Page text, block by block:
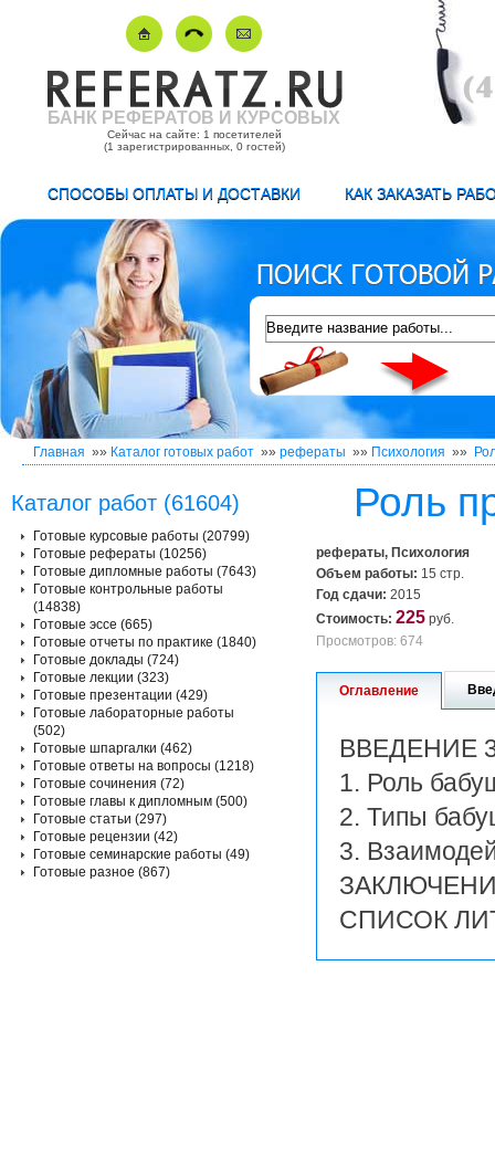
БАНК РЕФЕРАТОВ И КУРСОВЫХ
Сейчас на сайте: 1 посетителей
(1 зарегистрированных, 0 гостей)
СПОСОБЫ ОПЛАТЫ И ДОСТАВКИ КАК ЗАКАЗАТЬ
Главная »» Каталог готовых работ »» рефераты »» Психология »»
Роль
рефераты, Психология
Объем работы: 15 стр.
Год сдачи: 2015
Стоимость: 225 руб.
Просмотров: 674
Оглавление
ВВЕДЕНИЕ
1. Роль
2. Типы
3.
СПИСОК
Каталог работ (61604)
Готовые курсовые работы (20799)
Готовые рефераты (10256)
Готовые дипломные работы (7643)
Готовые контрольные работы
(14838)
Готовые эссе (665)
Готовые отчеты по практике (1840)
Готовые доклады (724)
Готовые лекции (323)
Готовые презентации (429)
Готовые лабораторные работы
(502)
Готовые шпаргалки (462)
Готовые ответы на вопросы (1218)
Готовые сочинения (72)
Готовые главы к дипломным (500)
Готовые статьи (297)
Готовые рецензии (42)
Готовые семинарские работы (49)
Готовые разное (867)